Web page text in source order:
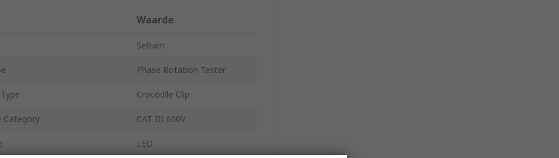
Waarde
Sefram
Phase Rotation Tester
Crocodile Clip
Category CAT III 600V
LED